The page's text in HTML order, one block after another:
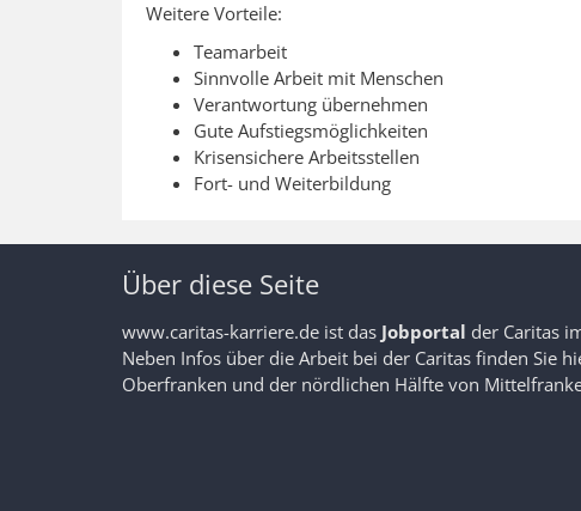
Weitere Vorteile:
Teamarbeit
Sinnvolle Arbeit mit Menschen
Verantwortung übernehmen
Gute Aufstiegsmöglichkeiten
Krisensichere Arbeitsstellen
Fort- und Weiterbildung
Über diese Seite
www.caritas-karriere.de ist das Jobportal der Caritas
Neben Infos über die Arbeit bei der Caritas finden Sie
Oberfranken und der nördlichen Hälfte von